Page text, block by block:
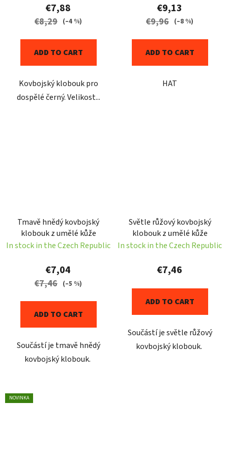
€7,88
€8,29 (–4 %)
ADD TO CART
Kovbojský klobouk pro
dospělé černý. Velikost...
€9,13
€9,96 (–8 %)
ADD TO CART
HAT
Tmavě hnědý kovbojský
klobouk z umělé kůže
In stock in the Czech Republic
€7,04
€7,46 (–5 %)
ADD TO CART
Součástí je tmavě hnědý
kovbojský klobouk.
Světle růžový kovbojský
klobouk z umělé kůže
In stock in the Czech Republic
€7,46
ADD TO CART
Součástí je světle růžový
kovbojský klobouk.
NOVINKA